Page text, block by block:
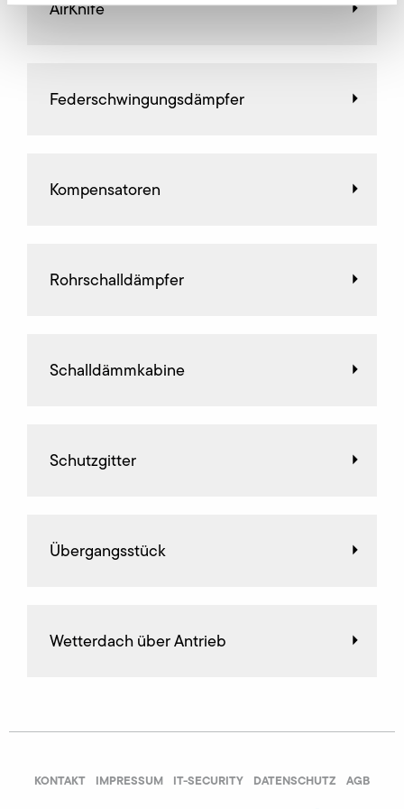
AirKnife
Federschwingungsdämpfer
Kompensatoren
Rohrschalldämpfer
Schalldämmkabine
Schutzgitter
Übergangsstück
Wetterdach über Antrieb
KONTAKT IMPRESSUM IT-SECURITY DATENSCHUTZ AGB